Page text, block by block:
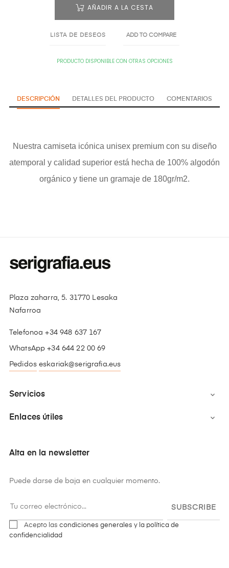
AÑADIR A LA CESTA
LISTA DE DESEOS ADD TO COMPARE
PRODUCTO DISPONIBLE CON OTRAS OPCIONES
DESCRIPCIÓN DETALLES DEL PRODUCTO COMENTARIOS
Nuestra camiseta icónica unisex premium con su diseño
atemporal y calidad superior está hecha de 100% algodón
orgánico y tiene un gramaje de 180gr/m2.
Plaza zaharra, 5. 31770 Lesaka
Nafarroa
Telefonoa +34 948 637 167
WhatsApp +34 644 22 00 69
Pedidos eskariak@serigrafia.eus
Servicios 
Enlaces útiles 
Alta en la newsletter
Puede darse de baja en cualquier momento.
SUBSCRIBE
Acepto las condiciones generales y la política de
confidencialidad